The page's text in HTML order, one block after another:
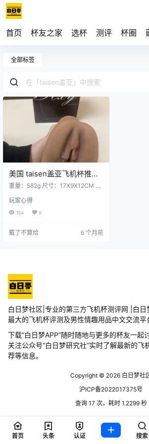
首页 杯友之家 选杯 测评 杯圈
全部标签
美国 taisen盖亚飞机杯推荐
真人倒模男用名器飞机杯测
重量：582g 尺寸：17X9X12CM 甜
缓的走到你面前，轻声说，主人我
是你新来的管家，我叫盖亚。彷佛
加上那双仿佛会说话的眼睛和那樱
比较紧的，就像刚满18岁的萝莉一
样。质地也是…
玩家心得
154 0
戴了不算给 6 个月前
白日梦社区|专业的第三方飞机杯测评网 |白
最大的飞机杯评测及男性情趣用品中文交流平
下载“白日梦APP”随时随地与更多的杯友一起
关注公众号“白日梦研究社”实时了解最新的飞
荐等信息。
Copyright © 2026 白日梦社
沪ICP备2022017375号
查询 17 次，耗时 1.2299 秒
首页 头条 认证 搜索